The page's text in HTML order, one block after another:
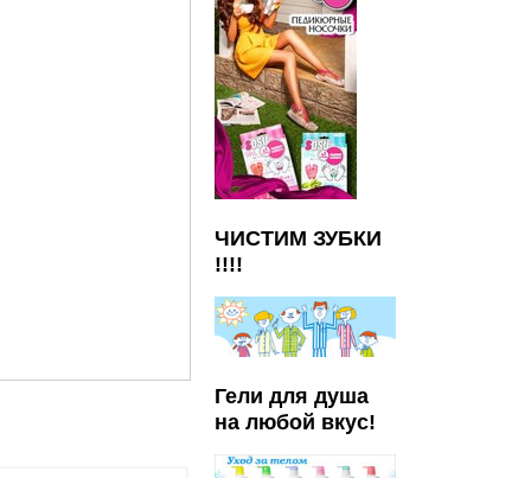
ЧИСТИМ ЗУБКИ
!!!!
Гели для душа
на любой вкус!